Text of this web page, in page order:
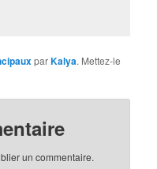
parKalya. Mettez-le
un commentaire.